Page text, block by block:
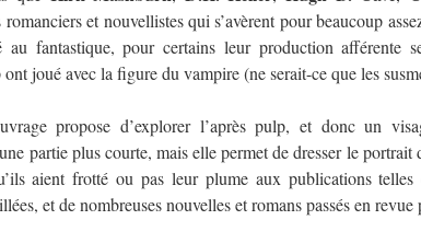
et nouvellistes qui s’avèrent pour beaucoup
au fantastique, pour certains leur production afférente
joué avec la figure du vampire (ne serait-ce que les
propose d’explorer l’après pulp, et donc un
partie plus courte, mais elle permet de dresser le portrait
aient frotté ou pas leur plume aux publications
et de nombreuses nouvelles et romans passés en revue